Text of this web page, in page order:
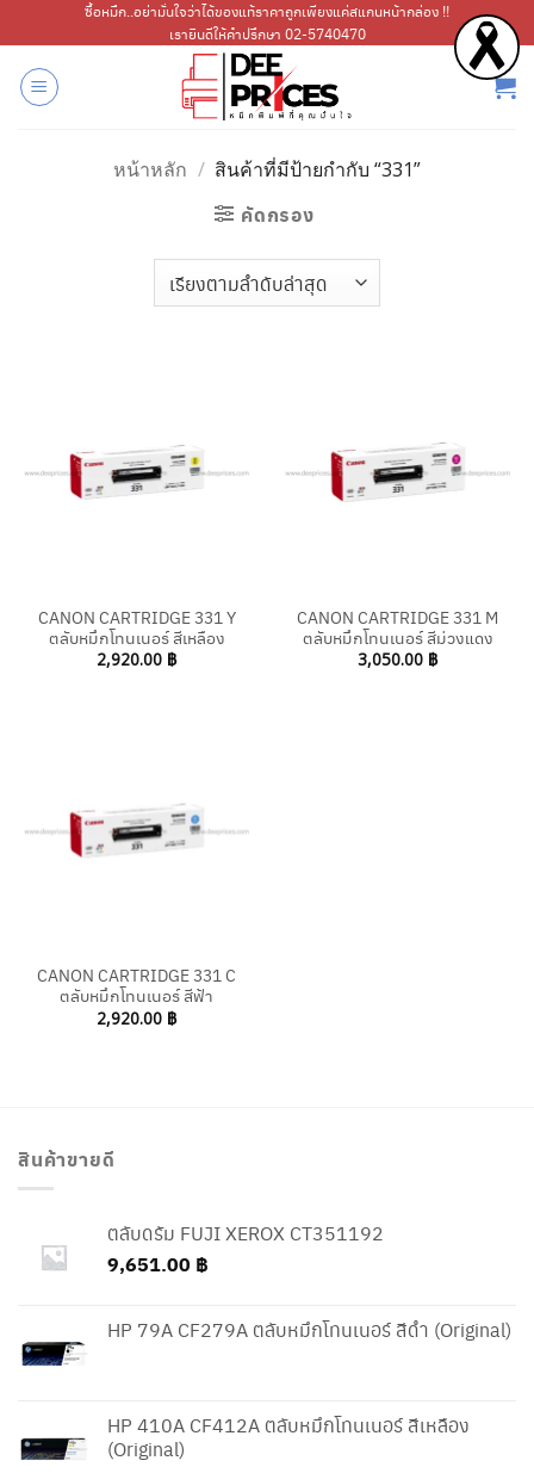
ไป
เนื้อหา
ซื้อหมึก..อย่ามั่นใจว่าได้ของแท้ราคาถูกเพียงแค่สแกนหน้ากล่อง !!
เรายินดีให้คำปรึกษา 02-5740470
หน้าหลัก / สินค้าที่มีป้ายกำกับ “331”
คัดกรอง
CANON CARTRIDGE 331 Y
ตลับหมึกโทนเนอร์ สีเหลือง
2,920.00 ฿
CANON CARTRIDGE 331 M
ตลับหมึกโทนเนอร์ สีม่วงแดง
3,050.00 ฿
CANON CARTRIDGE 331 C
ตลับหมึกโทนเนอร์ สีฟ้า
2,920.00 ฿
สินค้าขายดี
ตลับดรัม FUJI XEROX CT351192
9,651.00 ฿
HP 79A CF279A ตลับหมึกโทนเนอร์ สีดำ (Original)
HP 410A CF412A ตลับหมึกโทนเนอร์ สีเหลือง
(Original)